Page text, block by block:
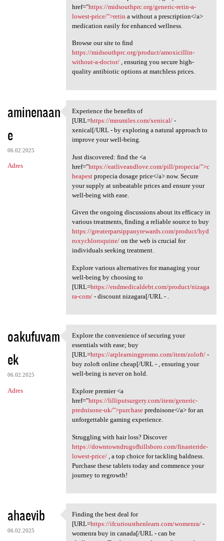
href="https://midsouthprc.org/generic-retin-a-
lowest-price/">retin a without a prescription</a>
medication easily for enhanced wellness.
Browse our site to find
https://midsouthprc.org/product/amoxicillin-
without-a-doctor/, ensuring you secure high-
quality antibiotic options at matchless prices.
aminenaan
e
06.02.2025
Adres
Experience the benefits of
Experience the benefits of
[URL=https://mnsmiles.com/xenical/-
xenical[/URL - by exploring a natural approach to
improve your well-being.
Just discovered: find the <a
href="https://eatliveandlove.com/pill/propecia/">c
heapestpropecia dosage price</a> now. Secure
your supply at unbeatable prices and ensure your
well-being with ease.
Given the ongoing discussions about its efficacy in
various treatments, finding a reliable source to buy
https://greaterparsippanyrewards.com/product/hyd
roxychloroquine/on the web is crucial for
individuals seeking treatment.
Explore various alternatives for managing your
well-being by choosing to
[URL=https://endmedicaldebt.com/product/nizaga
ra-com/- discount nizagara[/URL - .
oakufuvam
ek
06.02.2025
Adres
Explore the convenience of
Explore the convenience of securing your
essentials with ease; buy
[URL=https://atplearningpromo.com/item/zoloft/-
buy zoloft online cheap[/URL - , ensuring your
well-being is never on hold.
Explore premier <a
href="https://lilliputsurgery.com/item/generic-
prednisone-uk/">purchaseprednisone</a> for an
unforgettable gaming experience.
Struggling with hair loss? Discover
https://downtowndrugofhillsboro.com/finasteride-
lowest-price/, a top choice for tackling baldness.
Purchase these tablets today and commence your
journey to regrowth!
ahaevib
06.02.2025
Finding the best deal for
Finding the best deal for
[URL=https://ifcuriousthenlearn.com/womenra/-
womenra buy in canada[/URL - can be